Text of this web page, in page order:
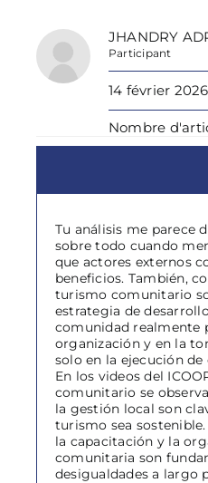
JHANDRY
Participant
14 février 2026
Nombre
Tu análisis me parece
sobre todo cuando
que actores externos
beneficios. También,
turismo comunitario
estrategia de
comunidad realmente
organización y en la
solo en la ejecución
En los videos del
comunitario se
la gestión local son
turismo sea
la capacitación y la
comunitaria son
desigualdades a largo